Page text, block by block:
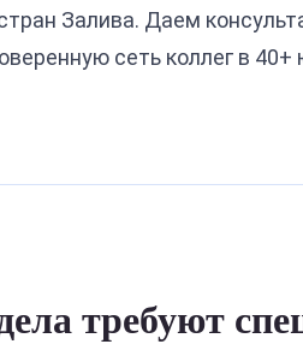
Залива. Даем
сеть коллег в
требуют